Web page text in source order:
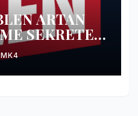
ARTAN
SEKRETET